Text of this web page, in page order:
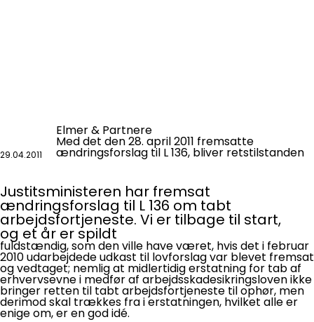
29.04.2011
Justitsministeren har fremsat
ændringsforslag til L 136 om tabt
arbejdsfortjeneste. Vi er tilbage til start,
og et år er spildt
Elmer & Partnere
Med det den 28. april 2011 fremsatte
ændringsforslag til L 136, bliver retstilstanden
fuldstændig, som den ville have været, hvis det i februar
2010 udarbejdede udkast til lovforslag var blevet fremsat
og vedtaget; nemlig at midlertidig erstatning for tab af
erhvervsevne i medfør af arbejdsskadesikringsloven ikke
bringer retten til tabt arbejdsfortjeneste til ophør, men
derimod skal trækkes fra i erstatningen, hvilket alle er
enige om, er en god idé.